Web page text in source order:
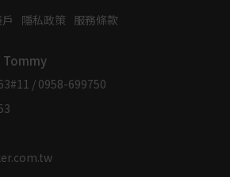
隱私政策 服務條款
Tommy
/ 0958-699750